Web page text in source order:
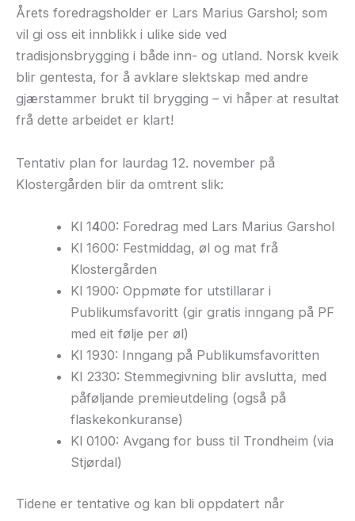
Årets foredragsholder er Lars Marius Garshol; som
vil gi oss eit innblikk i ulike side ved
tradisjonsbrygging i både inn- og utland. Norsk kveik
blir gentesta, for å avklare slektskap med andre
gjærstammer brukt til brygging – vi håper at resultat
frå dette arbeidet er klart!
Tentativ plan for laurdag 12. november på
Klostergården blir da omtrent slik:
Kl 1400: Foredrag med Lars Marius Garshol
Kl 1600: Festmiddag, øl og mat frå
Klostergården
Kl 1900: Oppmøte for utstillarar i
Publikumsfavoritt (gir gratis inngang på PF
med eit følje per øl)
Kl 1930: Inngang på Publikumsfavoritten
Kl 2330: Stemmegivning blir avslutta, med
påføljande premieutdeling (også på
flaskekonkuranse)
Kl 0100: Avgang for buss til Trondheim (via
Stjørdal)
Tidene er tentative og kan bli oppdatert når